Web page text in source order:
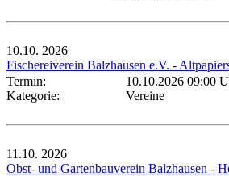
10.10. 2026
Fischereiverein Balzhausen e.V. -
Termin:
10.10.2026 09:00
Kategorie:
Vereine
11.10. 2026
Obst- und Gartenbauverein Balzhausen -